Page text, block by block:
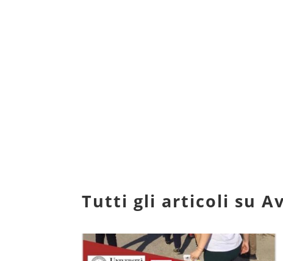
Tutti gli articoli su